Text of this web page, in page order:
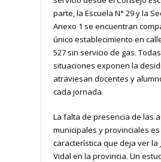
parte, la Escuela N° 29 y la
Anexo 1 se encuentran
único establecimiento en
527 sin servicio de gas.
situaciones exponen la
atraviesan docentes y
cada jornada.
La falta de presencia de las
municipales y provinciales
característica que deja ver la
Vidal en la provincia. Un